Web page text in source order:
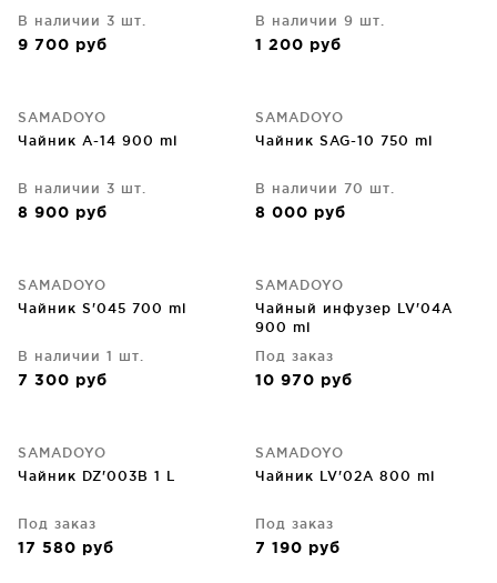
В наличии 3 шт.
9 700 руб
В наличии 9 шт.
1 200 руб
SAMADOYO
Чайник A-14 900 ml
В наличии 3 шт.
8 900 руб
SAMADOYO
Чайник SAG-10 750 ml
В наличии 70 шт.
8 000 руб
SAMADOYO
Чайник S'045 700 ml
В наличии 1 шт.
7 300 руб
SAMADOYO
Чайный инфузер LV'04A
900 ml
Под заказ
10 970 руб
SAMADOYO
Чайник DZ'003B 1 L
Под заказ
17 580 руб
SAMADOYO
Чайник LV'02A 800 ml
Под заказ
7 190 руб